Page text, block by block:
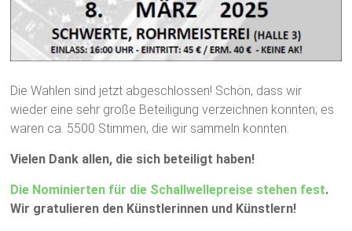
Die Wahlen sind jetzt abgeschlossen! Schön, dass wir
wieder eine sehr große Beteiligung verzeichnen konnten; es
waren ca. 5500 Stimmen, die wir sammeln konnten.
Vielen Dank allen, die sich beteiligt haben!
Die Nominierten für die Schallwellepreise stehen fest.
Wir gratulieren den Künstlerinnen und Künstlern!